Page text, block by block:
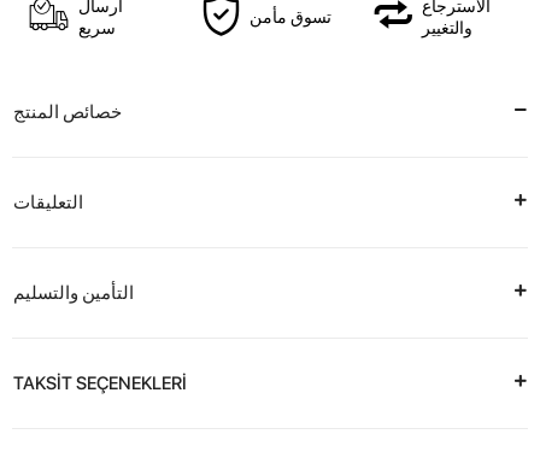
ارسال
سريع
تسوق مأمن
الاسترجاع
والتغيير
خصائص المنتج
التعليقات
التأمين والتسليم
TAKSİT SEÇENEKLERİ